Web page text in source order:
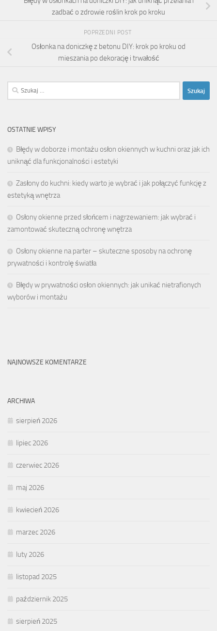
zadbać o zdrowie roślin krok po kroku
POPRZEDNI POST
Osłonka na doniczkę z betonu DIY: krok po kroku od
mieszania po dekorację i trwałość
Szukaj:
OSTATNIE WPISY
Błędy w doborze i montażu osłon okiennych w kuchni oraz jak ich
uniknąć dla funkcjonalności i estetyki
Zasłony do kuchni: kiedy warto je wybrać i jak połączyć funkcję z
estetyką wnętrza
Osłony okienne przed słońcem i nagrzewaniem: jak wybrać i
zamontować skuteczną ochronę wnętrza
Osłony okienne na parter – skuteczne sposoby na ochronę
prywatności i kontrolę światła
Błędy w prywatności osłon okiennych: jak unikać nietrafionych
wyborów i montażu
NAJNOWSZE KOMENTARZE
ARCHIWA
sierpień 2026
lipiec 2026
czerwiec 2026
maj 2026
kwiecień 2026
marzec 2026
luty 2026
listopad 2025
październik 2025
sierpień 2025